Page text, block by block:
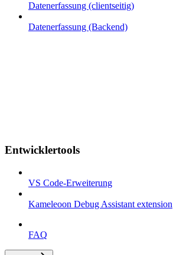
Datenerfassung (clientseitig)
Datenerfassung (Backend)
Entwicklertools
VS Code-Erweiterung
Kameleoon Debug Assistant extension
FAQ